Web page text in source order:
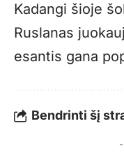
Kadangi šioje
Ruslanas
esantis gana
Bendrinti šį